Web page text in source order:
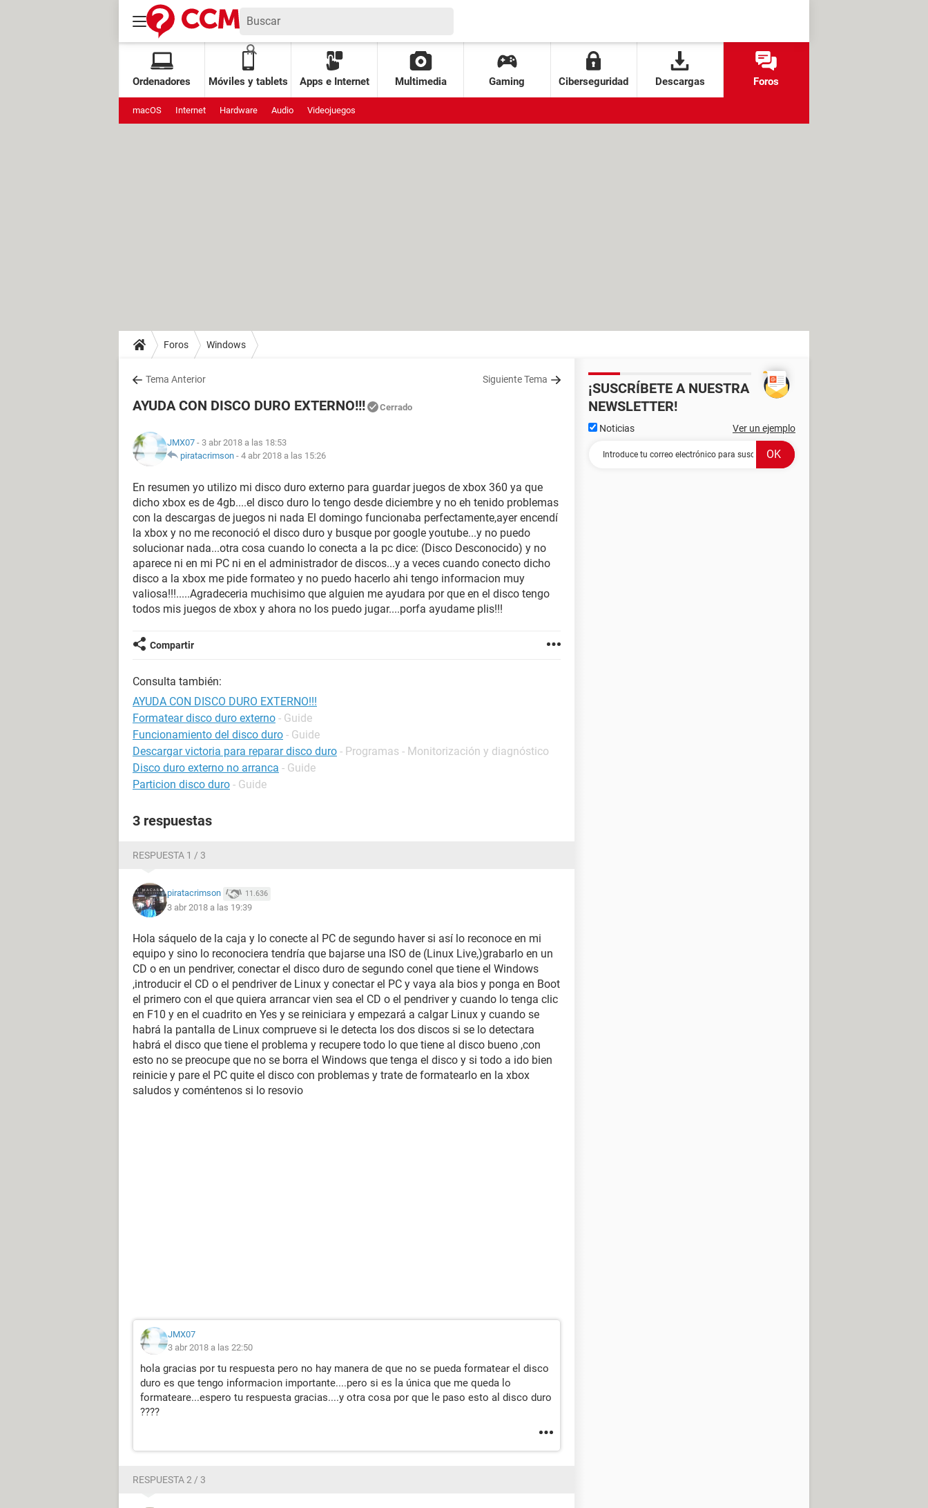
Ordenadores Móviles y tablets Apps e Internet Multimedia Gaming Ciberseguridad Descargas Foros
macOS Internet Hardware Audio Videojuegos
Foros Windows
Tema Anterior Siguiente Tema
AYUDA CON DISCO DURO EXTERNO!!! Cerrado
JMX07 - 3 abr 2018 a las 18:53
piratacrimson - 4 abr 2018 a las 15:26
En resumen yo utilizo mi disco duro externo para guardar juegos de xbox 360 ya que
dicho xbox es de 4gb....el disco duro lo tengo desde diciembre y no eh tenido problemas
con la descargas de juegos ni nada El domingo funcionaba perfectamente,ayer encendí
la xbox y no me reconoció el disco duro y busque por google youtube...y no puedo
solucionar nada...otra cosa cuando lo conecta a la pc dice: (Disco Desconocido) y no
aparece ni en mi PC ni en el administrador de discos...y a veces cuando conecto dicho
disco a la xbox me pide formateo y no puedo hacerlo ahi tengo informacion muy
valiosa!!!.....Agradeceria muchisimo que alguien me ayudara por que en el disco tengo
todos mis juegos de xbox y ahora no los puedo jugar....porfa ayudame plis!!!
Compartir
Consulta también:
AYUDA CON DISCO DURO EXTERNO!!!
Formatear disco duro externo - Guide
Funcionamiento del disco duro - Guide
Descargar victoria para reparar disco duro - Programas - Monitorización y diagnóstico
Disco duro externo no arranca - Guide
Particion disco duro - Guide
3 respuestas
RESPUESTA 1 / 3
piratacrimson 11.636
3 abr 2018 a las 19:39
Hola sáquelo de la caja y lo conecte al PC de segundo haver si así lo reconoce en mi
equipo y sino lo reconociera tendría que bajarse una ISO de (Linux Live,)grabarlo en un
CD o en un pendriver, conectar el disco duro de segundo conel que tiene el Windows
,introducir el CD o el pendriver de Linux y conectar el PC y vaya ala bios y ponga en Boot
el primero con el que quiera arrancar vien sea el CD o el pendriver y cuando lo tenga clic
en F10 y en el cuadrito en Yes y se reiniciara y empezará a calgar Linux y cuando se
habrá la pantalla de Linux comprueve si le detecta los dos discos si se lo detectara
habrá el disco que tiene el problema y recupere todo lo que tiene al disco bueno ,con
esto no se preocupe que no se borra el Windows que tenga el disco y si todo a ido bien
reinicie y pare el PC quite el disco con problemas y trate de formatearlo en la xbox
saludos y coméntenos si lo resovio
JMX07
3 abr 2018 a las 22:50
hola gracias por tu respuesta pero no hay manera de que no se pueda formatear el disco
duro es que tengo informacion importante....pero si es la única que me queda lo
formateare...espero tu respuesta gracias....y otra cosa por que le paso esto al disco duro
????
RESPUESTA 2 / 3
¡SUSCRÍBETE A NUESTRA
NEWSLETTER!
Noticias Ver un ejemplo